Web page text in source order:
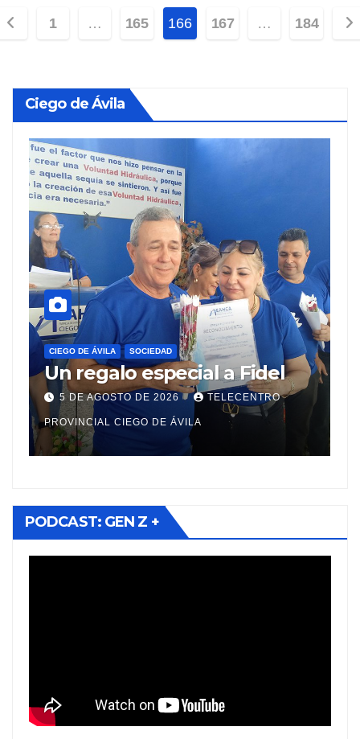
1 … 165 166 167 … 184
Ciego de Ávila
CIEGO DE ÁVILA DESTACADA ECONOMÍA
Ciego de Ávila implementa
Estrategias de Desarrollo
Municipal en sus diez
territorios
5 DE AGOSTO DE 2026 TELECENTRO
PROVINCIAL CIEGO DE ÁVILA
PODCAST: GEN Z +